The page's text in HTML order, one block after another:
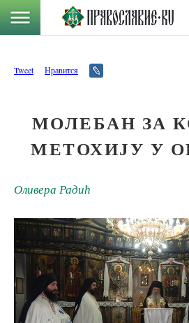
Tweet Нравится
МОЛЕБАН ЗА
МЕТОХИЈУ У
Оливера Радић